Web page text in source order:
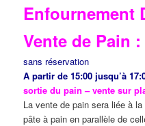
Enfournement
Vente de Pain :
sans réservation
A partir de 15:00 jusqu’à
sortie du pain – vente sur
La vente de pain sera liée à
pâte à pain en parallèle de